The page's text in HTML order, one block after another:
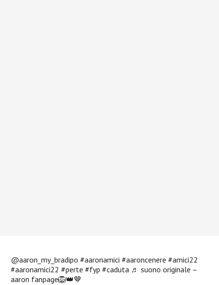
@aaron_my_bradipo #aaronamici #aaroncenere #amici22
#aaronamici22 #perte #fyp #caduta ♬ suono originale –
aaron fanpage🦁👑🤎